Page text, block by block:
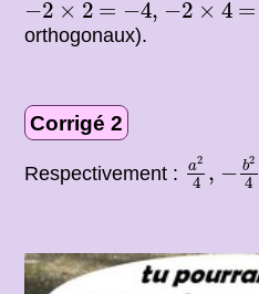
−2 × 2 = −4, −2 × 4 =
orthogonaux).
Corrigé 2
Respectivement : a2
4 ,
a2
− b2
4
b2